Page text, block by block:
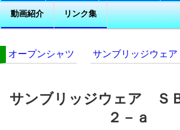
動画紹介 リンク集
オープンシャツ サンブリッジウェ
サンブリッジウェア Ｓ
２－ａ